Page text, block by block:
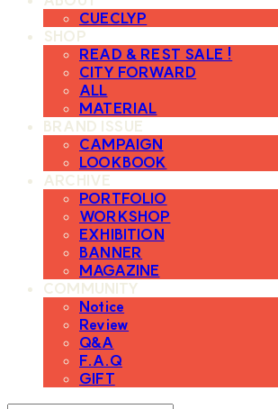
CUECLYP
SHOP
READ & REST SALE !
CITY FORWARD
ALL
MATERIAL
BRAND ISSUE
CAMPAIGN
LOOKBOOK
ARCHIVE
PORTFOLIO
WORKSHOP
EXHIBITION
BANNER
MAGAZINE
COMMUNITY
Notice
Review
Q&A
F.A.Q
GIFT